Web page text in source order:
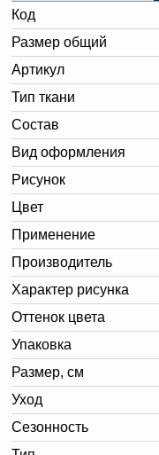
Код
Размер общий
Артикул
Тип ткани
Состав
Вид оформления
Рисунок
Цвет
Применение
Производитель
Характер рисунка
Оттенок цвета
Упаковка
Размер, см
Уход
Сезонность